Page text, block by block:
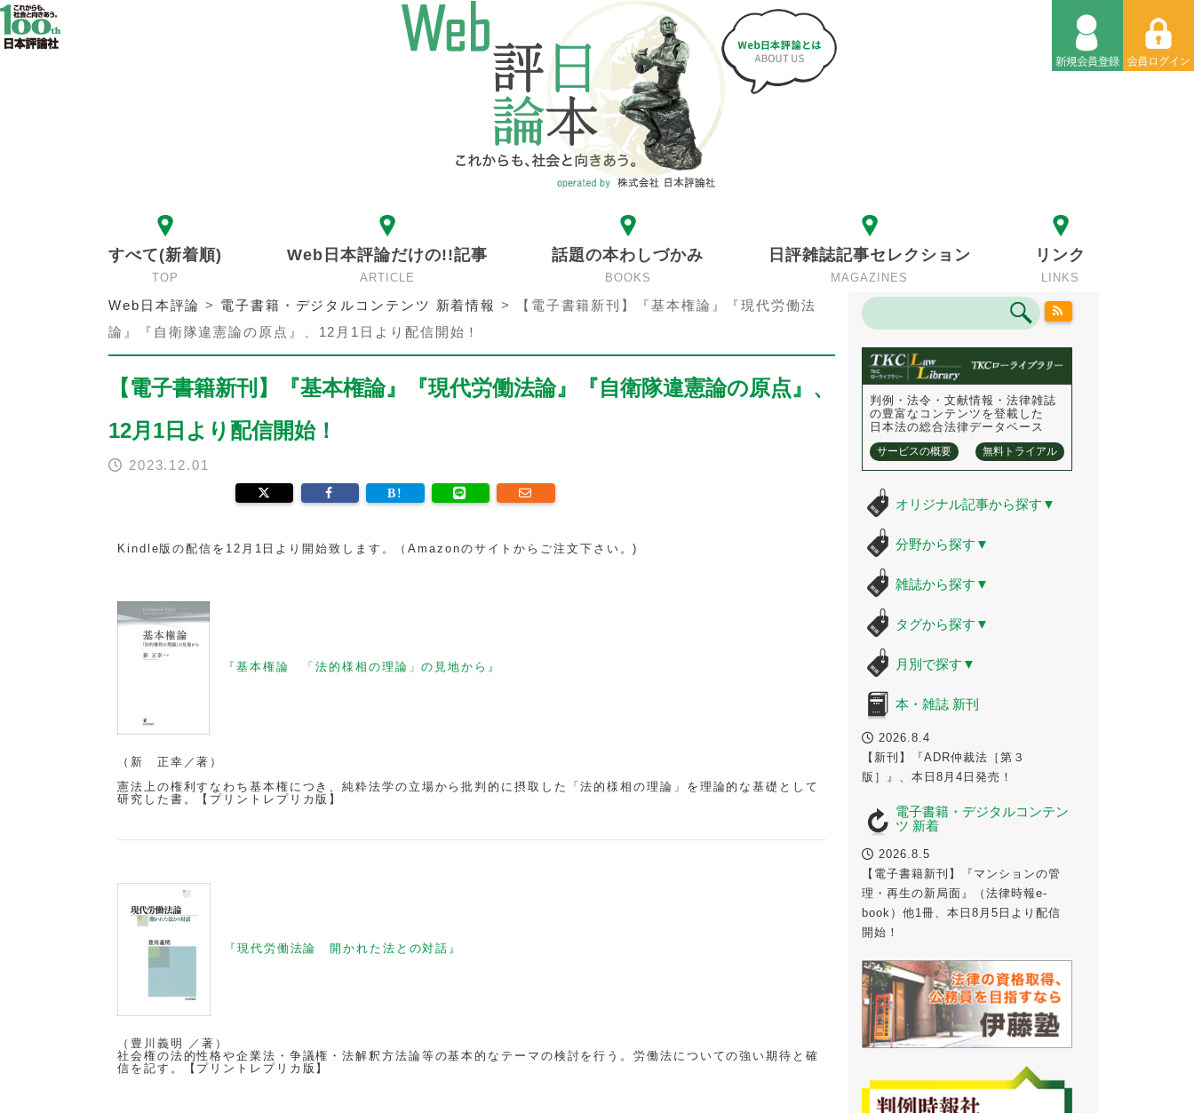
すべて(新着順)
TOP
Web日本評論だけの!!記事
ARTICLE
話題の本わしづかみ
BOOKS
日評雑誌記事セレクション
MAGAZINES
リンク
LINKS
Web日本評論 > 電子書籍・デジタルコンテンツ 新着情報 >
【電子書籍新刊】『基本権論』『現代労働法
論』『自衛隊違憲論の原点』、12月1日より配信開始！
【電子書籍新刊】『基本権論』『現代労働法論』『自衛隊違憲論の原点』、
12月1日より配信開始！
2023.12.01
Kindle版の配信を12月1日より開始致します。（Amazonのサイトからご注文下さい。)
『基本権論 「法的様相の理論」の見地から』
（新 正幸／著）
憲法上の権利すなわち基本権につき、純粋法学の立場から批判的に摂取した「法的様相の理論」を理論的な基礎として
研究した書。【プリントレプリカ版】
『現代労働法論 開かれた法との対話』
（豊川義明 ／著）
社会権の法的性格や企業法・争議権・法解釈方法論等の基本的なテーマの検討を行う。労働法についての強い期待と確
信を記す。【プリントレプリカ版】
判例・法令・文献情報・法律雑誌
の豊富なコンテンツを登載した
日本法の総合法律データベース
サービスの概要 無料トライアル
オリジナル記事から探す ▼
分野から探す ▼
雑誌から探す ▼
タグから探す ▼
月別で探す ▼
本・雑誌 新刊
2026.8.4
【新刊】『ADR仲裁法［第３
版］』、本日8月4日発売！
電子書籍・デジタルコンテン
ツ 新着
2026.8.5
【電子書籍新刊】『マンションの管
理・再生の新局面』（法律時報e-
book）他1冊、本日8月5日より配信
開始！